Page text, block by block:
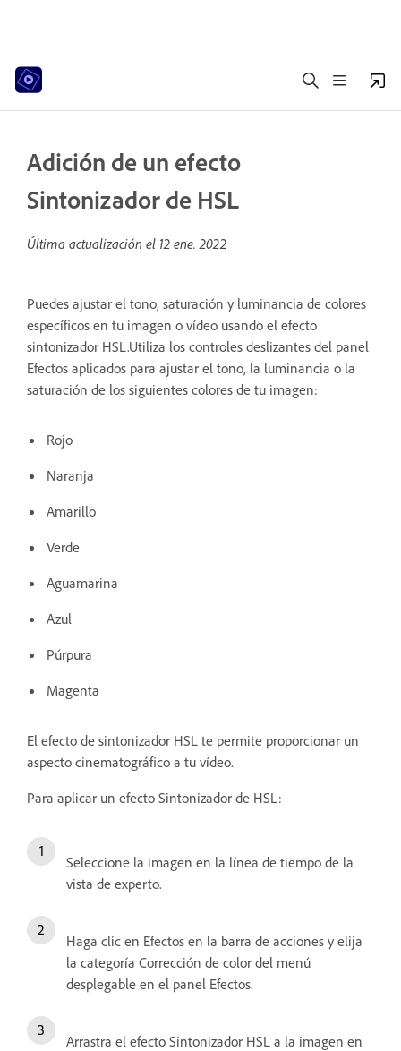
Adición de un efecto
Sintonizador de HSL
Última actualización el 12 ene. 2022
Puedes ajustar el tono, saturación y luminancia de colores
específicos en tu imagen o vídeo usando el efecto
sintonizador HSL.Utiliza los controles deslizantes del panel
Efectos aplicados para ajustar el tono, la luminancia o la
saturación de los siguientes colores de tu imagen:
Rojo
Naranja
Amarillo
Verde
Aguamarina
Azul
Púrpura
Magenta
El efecto de sintonizador HSL te permite proporcionar un
aspecto cinematográfico a tu vídeo.
Para aplicar un efecto Sintonizador de HSL:
Seleccione la imagen en la línea de tiempo de la
vista de experto.
Haga clic en Efectos en la barra de acciones y elija
la categoría Corrección de color del menú
desplegable en el panel Efectos.
Arrastra el efecto Sintonizador HSL a la imagen en